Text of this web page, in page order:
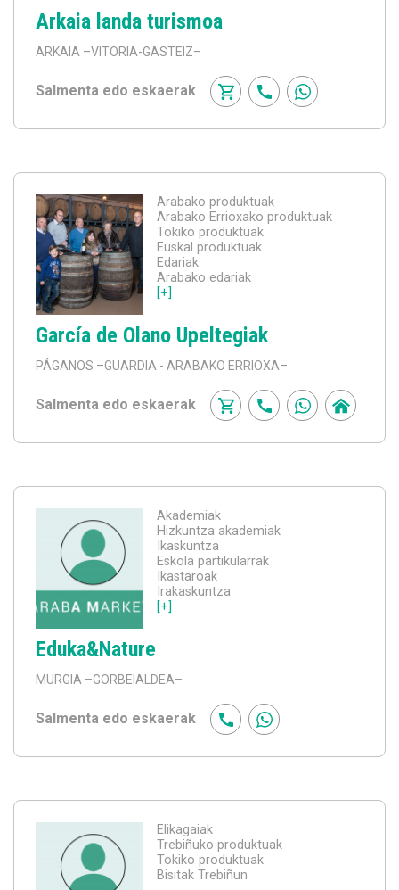
Arkaia landa turismoa
ARKAIA –VITORIA-GASTEIZ–
Salmenta edo eskaerak
Arabako produktuak
Arabako Errioxako produktuak
Tokiko produktuak
Euskal produktuak
Edariak
Arabako edariak
[+]
García de Olano Upeltegiak
PÁGANOS –GUARDIA - ARABAKO ERRIOXA–
Salmenta edo eskaerak
Akademiak
Hizkuntza akademiak
Ikaskuntza
Eskola partikularrak
Ikastaroak
Irakaskuntza
[+]
Eduka&Nature
MURGIA –GORBEIALDEA–
Salmenta edo eskaerak
Elikagaiak
Trebiñuko produktuak
Tokiko produktuak
Bisitak Trebiñun